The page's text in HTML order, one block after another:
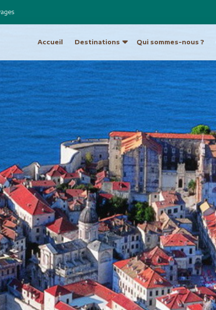
Accueil Destinations
votre destination
Sud
Centrale
et Honduras
du Nord
Canada
Etats Unis
Amérique du Sud
Argentine
Bolivie
Brésil
Chili et île de Pâques
Equateur
Pérou
Asie
Bhoutan
Birmanie
Cambodge
Chine
Corée du Nord
Corée du Sud
Hong Kong et Macao
Inde
Indonésie
Japon
Laos
Malaisie et Bornéo
Népal
Pakistan
Philippines
Singapour
Sri Lanka
Taiwan
Thaïlande
Vietnam
Asie Centrale
Kirghizistan
Qui sommes-nous ?